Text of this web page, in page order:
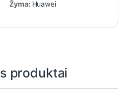
Žyma: Huawei
produktai